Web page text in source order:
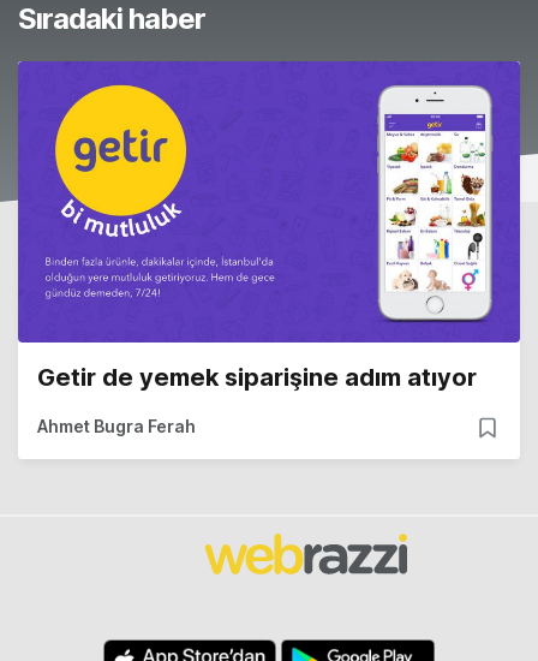
Sıradaki haber
Getir de yemek siparişine adım atıyor
Ahmet Bugra Ferah